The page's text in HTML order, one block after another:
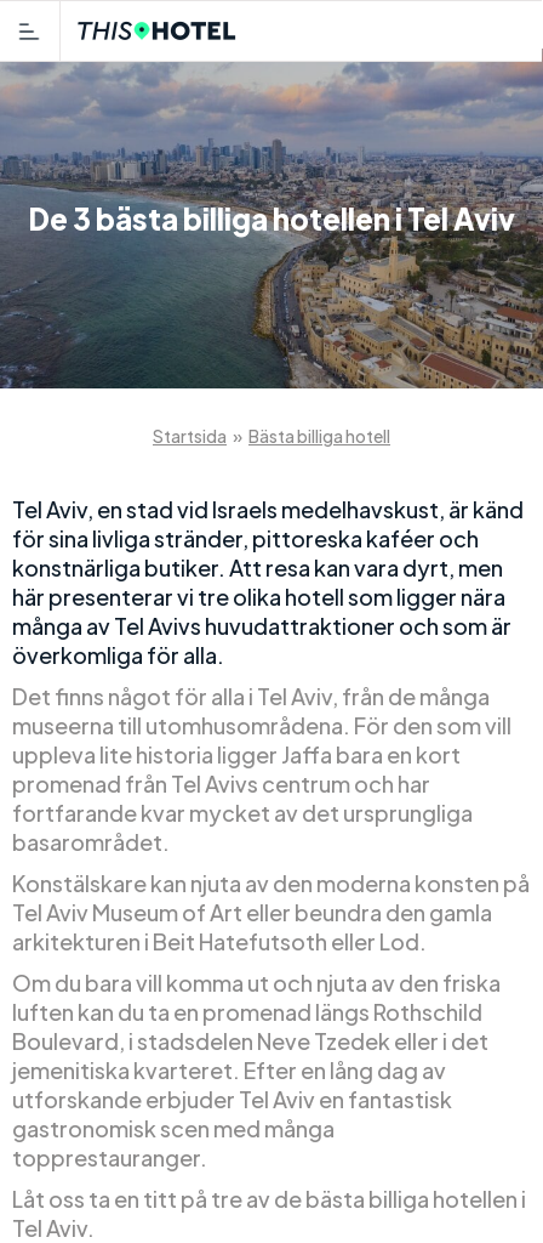
De 3 bästa billiga hotellen i Tel Aviv
Startsida » Bästa billiga hotell
Tel Aviv, en stad vid Israels medelhavskust, är känd
för sina livliga stränder, pittoreska kaféer och
konstnärliga butiker. Att resa kan vara dyrt, men
här presenterar vi tre olika hotell som ligger nära
många av Tel Avivs huvudattraktioner och som är
överkomliga för alla.
Det finns något för alla i Tel Aviv, från de många
museerna till utomhusområdena. För den som vill
uppleva lite historia ligger Jaffa bara en kort
promenad från Tel Avivs centrum och har
fortfarande kvar mycket av det ursprungliga
basarområdet.
Konstälskare kan njuta av den moderna konsten på
Tel Aviv Museum of Art eller beundra den gamla
arkitekturen i Beit Hatefutsoth eller Lod.
Om du bara vill komma ut och njuta av den friska
luften kan du ta en promenad längs Rothschild
Boulevard, i stadsdelen Neve Tzedek eller i det
jemenitiska kvarteret. Efter en lång dag av
utforskande erbjuder Tel Aviv en fantastisk
gastronomisk scen med många
topprestauranger.
Låt oss ta en titt på tre av de bästa billiga hotellen i
Tel Aviv.